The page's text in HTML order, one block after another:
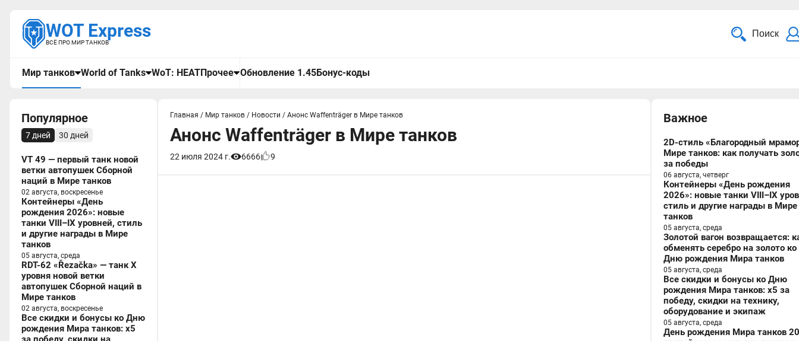
WOT Express
ВСЁ ПРО МИР ТАНКОВ
Поиск
Мир танков World of Tanks WoT: HEATПрочее Обновление 1.45Бонус-коды
Популярное
7 дней 30 дней
VT 49 — первый танк новой
ветки автопушек Сборной
наций в Мире танков
02 августа, воскресенье
Контейнеры «День
рождения 2026»: новые
танки VIII–IX уровней, стиль
и другие награды в Мире
танков
05 августа, среда
RDT-62 «Řezačka» — танк X
уровня новой ветки
автопушек Сборной наций в
Мире танков
02 августа, воскресенье
Все скидки и бонусы ко Дню
рождения Мира танков: x5
Главная / Мир танков / Новости / Анонс Waffenträger в Мире танков
Анонс Waffenträger в Мире танков
22 июля 2024 г. 6666 9
Важное
2D-стиль «Благородный
Мире танков: как получать
за победы
06 августа, четверг
Контейнеры «День рождения
2026»: новые танки VIII–IX
стиль и другие награды в Мире
танков
05 августа, среда
Золотой вагон возвращается:
обменять серебро на золото ко
Дню рождения Мира танков
05 августа, среда
Все скидки и бонусы ко Дню
рождения Мира танков: x5 за
победу, скидки на технику,
оборудование и экипаж
05 августа, среда
День рождения Мира танков